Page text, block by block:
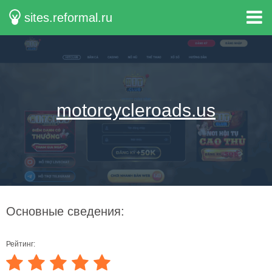
sites.reformal.ru
motorcycleroads.us
Основные сведения:
Рейтинг: